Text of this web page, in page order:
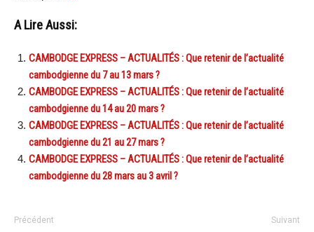
A Lire Aussi:
CAMBODGE EXPRESS – ACTUALITÉS : Que retenir de l’actualité
cambodgienne du 7 au 13 mars ?
CAMBODGE EXPRESS – ACTUALITÉS : Que retenir de l’actualité
cambodgienne du 14 au 20 mars ?
CAMBODGE EXPRESS – ACTUALITÉS : Que retenir de l’actualité
cambodgienne du 21 au 27 mars ?
CAMBODGE EXPRESS – ACTUALITÉS : Que retenir de l’actualité
cambodgienne du 28 mars au 3 avril ?
Précédent Suivant